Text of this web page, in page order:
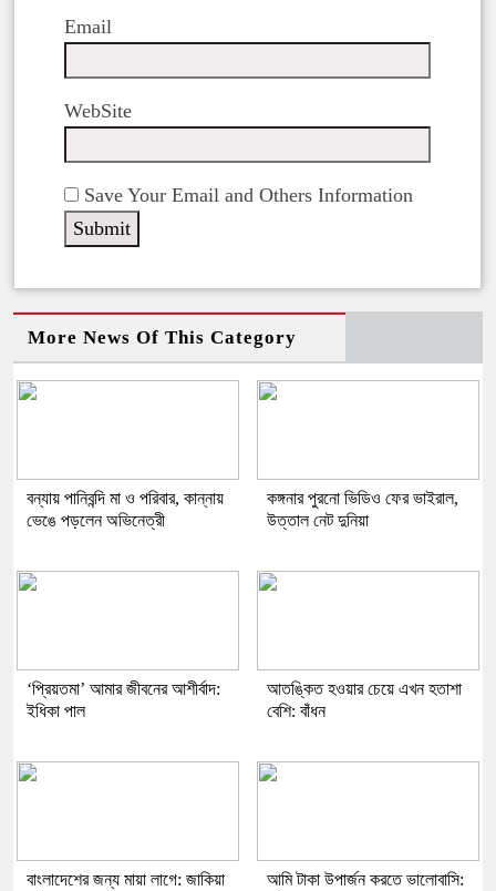
Email
WebSite
Save Your Email and Others Information
More News Of This Category
বন্যায় পানিবন্দি মা ও পরিবার, কান্নায়
ভেঙে পড়লেন অভিনেত্রী
কঙ্গনার পুরনো ভিডিও ফের ভাইরাল,
উত্তাল নেট দুনিয়া
‘প্রিয়তমা’ আমার জীবনের আশীর্বাদ:
ইধিকা পাল
আতঙ্কিত হওয়ার চেয়ে এখন হতাশা
বেশি: বাঁধন
বাংলাদেশের জন্য মায়া লাগে: জাকিয়া
আমি টাকা উপার্জন করতে ভালোবাসি: